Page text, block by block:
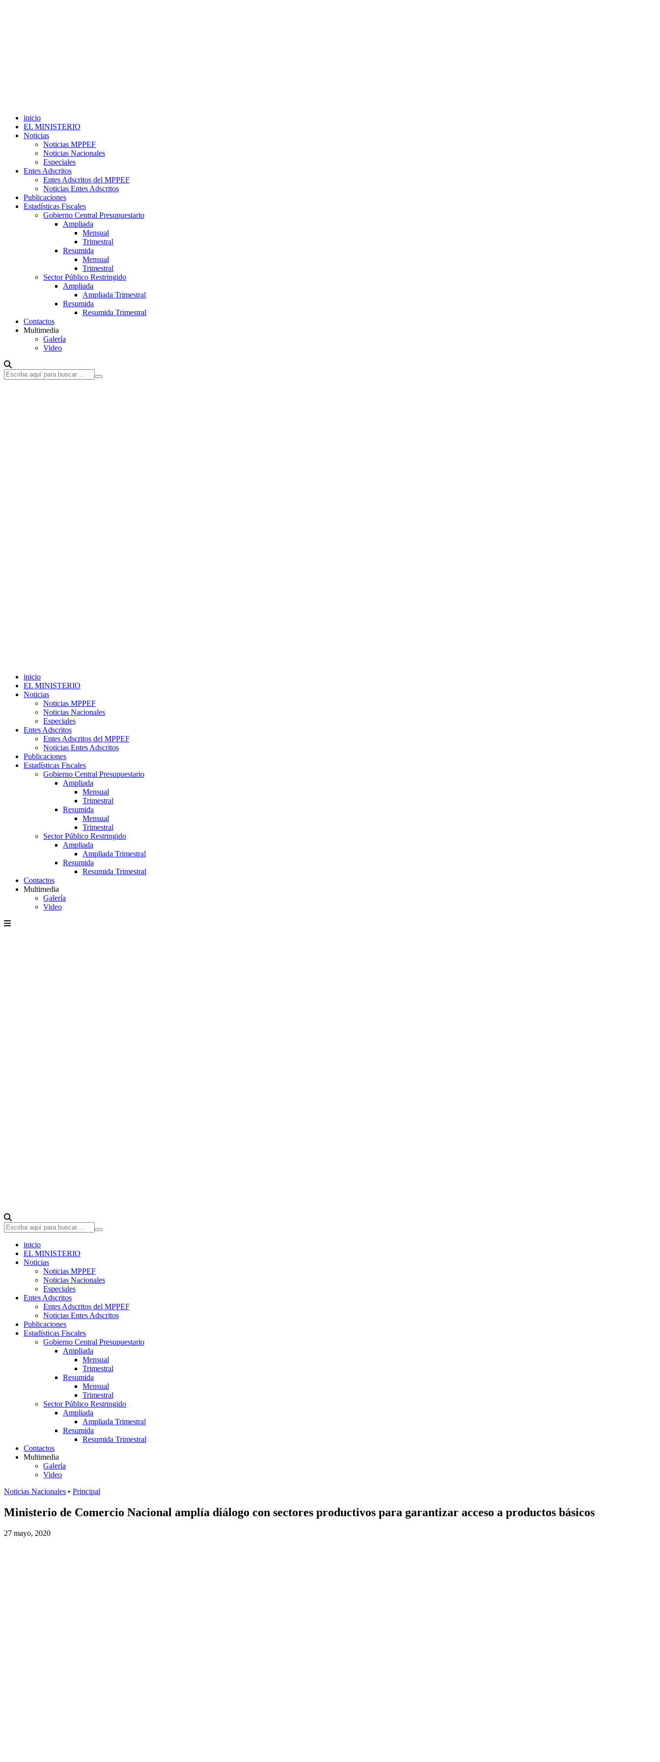
inicio
EL MINISTERIO
Noticias
Noticias MPPEF
Noticias Nacionales
Especiales
Entes Adscritos
Entes Adscritos del MPPEF
Noticias Entes Adscritos
Publicaciones
Estadísticas Fiscales
Gobierno Central Presupuestario
Ampliada
Mensual
Trimestral
Resumida
Mensual
Trimestral
Sector Público Restringido
Ampliada
Ampliada Trimestral
Resumida
Resumida Trimestral
Contactos
Multimedia
Galería
Video
inicio
EL MINISTERIO
Noticias
Noticias MPPEF
Noticias Nacionales
Especiales
Entes Adscritos
Entes Adscritos del MPPEF
Noticias Entes Adscritos
Publicaciones
Estadísticas Fiscales
Gobierno Central Presupuestario
Ampliada
Mensual
Trimestral
Resumida
Mensual
Trimestral
Sector Público Restringido
Ampliada
Ampliada Trimestral
Resumida
Resumida Trimestral
Contactos
Multimedia
Galería
Video
inicio
EL MINISTERIO
Noticias
Noticias MPPEF
Noticias Nacionales
Especiales
Entes Adscritos
Entes Adscritos del MPPEF
Noticias Entes Adscritos
Publicaciones
Estadísticas Fiscales
Gobierno Central Presupuestario
Ampliada
Mensual
Trimestral
Resumida
Mensual
Trimestral
Sector Público Restringido
Ampliada
Ampliada Trimestral
Resumida
Resumida Trimestral
Contactos
Multimedia
Galería
Video
Noticias Nacionales • Principal
Ministerio de Comercio Nacional amplía diálogo con sectores productivos para garantizar acceso a productos básicos
27 mayo, 2020